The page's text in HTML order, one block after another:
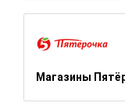
Магазины